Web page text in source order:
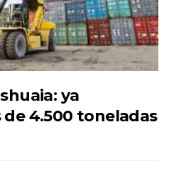
ya
4.500 toneladas